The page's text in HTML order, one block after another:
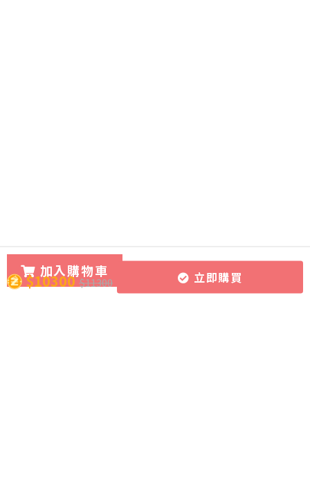
$10300$11300
加入購物車 立即購買